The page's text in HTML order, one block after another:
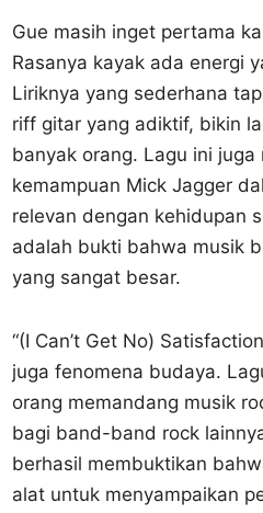
Gue masih inget pertama
Rasanya kayak ada energi
Liriknya yang sederhana
riff gitar yang adiktif, bikin
banyak orang. Lagu ini juga
kemampuan Mick Jagger
relevan dengan kehidupan
adalah bukti bahwa musik
yang sangat besar.
“(I Can’t Get No)
juga fenomena budaya.
orang memandang musik
bagi band-band rock
berhasil membuktikan
alat untuk menyampaikan